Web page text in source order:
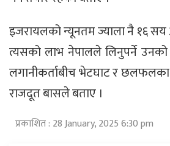
इजरायलको न्यूनतम ज्याला नै १६
त्यसको लाभ नेपालले लिनुपर्ने
लगानीकर्ताबीच भेटघाट र
राजदूत बासले बताए ।
प्रकाशित : 28 January, 2025 6:30 pm